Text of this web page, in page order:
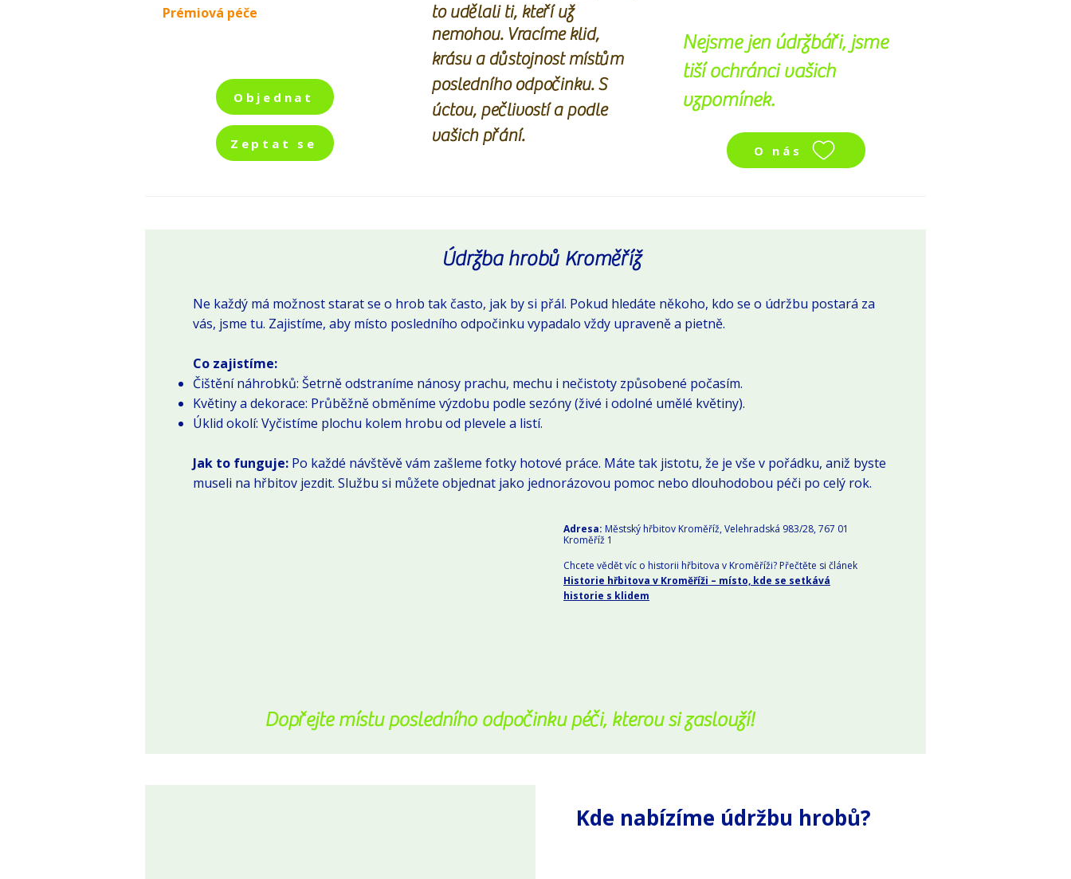
Prémiová péče
Objednat
Zeptat se
to udělali ti, kteří už
nemohou. Vracíme klid,
krásu a důstojnost místům
posledního odpočinku. S
úctou, pečlivostí a podle
vašich přání.
Nejsme jen údržbáři, jsme
tiší ochránci vašich
vzpomínek.
O nás
Prémiová péče
Objednat
Zeptat se
to udělali ti, kteří už
nemohou. Vracíme klid,
krásu a důstojnost místům
posledního odpočinku. S
úctou, pečlivostí a podle
vašich přání.
Nejsme jen údržbáři, jsme
tiší ochránci vašich
vzpomínek.
O nás
Údržba hrobů Kroměříž
Ne každý má možnost starat se o hrob tak často, jak by si přál. Pokud hledáte někoho, kdo se o údržbu postará za
vás, jsme tu. Zajistíme, aby místo posledního odpočinku vypadalo vždy upraveně a pietně.
Co zajistíme:
Čištění náhrobků: Šetrně odstraníme nánosy prachu, mechu i nečistoty způsobené počasím.
Květiny a dekorace: Průběžně obměníme výzdobu podle sezóny (živé i odolné umělé květiny).
Úklid okolí: Vyčistíme plochu kolem hrobu od plevele a listí.
Jak to funguje: Po každé návštěvě vám zašleme fotky hotové práce. Máte tak jistotu, že je vše v pořádku, aniž byste
museli na hřbitov jezdit. Službu si můžete objednat jako jednorázovou pomoc nebo dlouhodobou péči po celý rok.
Adresa: Městský hřbitov Kroměříž, Velehradská 983/28, 767 01
Kroměříž 1
Chcete vědět víc o historii hřbitova v Kroměříži? Přečtěte si článek
Historie hřbitova v Kroměříži – místo, kde se setkává
historie s klidem
Dopřejte místu posledního odpočinku péči, kterou si zaslouží!
Kde nabízíme údržbu hrobů?